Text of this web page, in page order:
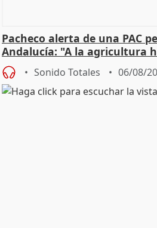
Pacheco alerta de una PAC
Andalucía: "A la agricultura
Sonido Totales 06/08/